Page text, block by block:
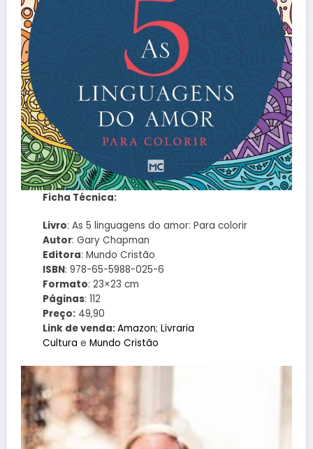
Ficha Técnica:
Livro: As 5 linguagens do amor: Para colorir
Autor: Gary Chapman
Editora: Mundo Cristão
ISBN: 978-65-5988-025-6
Formato: 23×23 cm
Páginas: 112
Preço: 49,90
Link de venda:Amazon;Livraria
Cultura eMundo Cristão